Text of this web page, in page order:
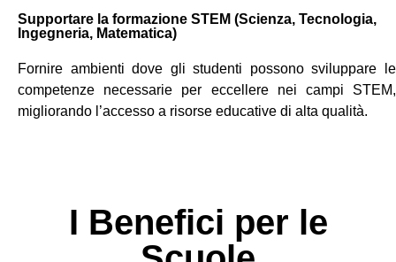
Supportare la formazione STEM (Scienza, Tecnologia,
Ingegneria, Matematica)
Fornire ambienti dove gli studenti possono sviluppare le
competenze necessarie per eccellere nei campi STEM,
migliorando l’accesso a risorse educative di alta qualità.
I Benefici per le